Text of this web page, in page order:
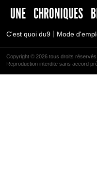
UNE CHRONIQUES
C'est quoi du9 Mode
Copyright © 2026 tous droits
Reproduction interdite sans accord